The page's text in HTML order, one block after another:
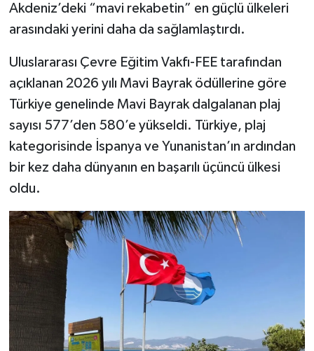
Akdeniz’deki “mavi rekabetin” en güçlü ülkeleri
arasındaki yerini daha da sağlamlaştırdı.
Uluslararası Çevre Eğitim Vakfı-FEE tarafından
açıklanan 2026 yılı Mavi Bayrak ödüllerine göre
Türkiye genelinde Mavi Bayrak dalgalanan plaj
sayısı 577’den 580’e yükseldi. Türkiye, plaj
kategorisinde İspanya ve Yunanistan’ın ardından
bir kez daha dünyanın en başarılı üçüncü ülkesi
oldu.